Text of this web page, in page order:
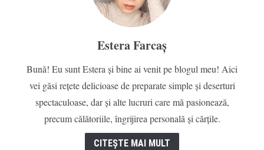
Estera Farcaș
Bună! Eu sunt Estera și bine ai venit pe blogul meu! Aici
vei găsi rețete delicioase de preparate simple și deserturi
spectaculoase, dar și alte lucruri care mă pasionează,
precum călătoriile, îngrijirea personală și cărțile.
CITEȘTE MAI MULT